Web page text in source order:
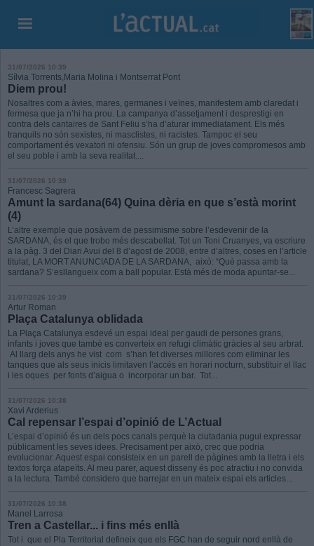
31/07/2026 10:39
Sílvia Torrents,Maria Molina i Montserrat Pont
Diem prou!
Nosaltres com a àvies, mares, germanes i veïnes, manifestem amb claredat i
fermesa que ja n’hi ha prou. La campanya d’assetjament i desprestigi en
contra dels cantaires de Sant Feliu s’ha d’aturar immediatament. Els més
tranquils no són sexistes, ni masclistes, ni racistes. Tampoc el seu
comportament és vexatori ni ofensiu. Són un grup de joves compromesos amb
el seu poble i amb la seva realitat....
31/07/2026 10:39
Francesc Sagrera
Amunt la sardana(64) Quina dèria en que s’està morint
(4)
L’altre exemple que posàvem de pessimisme sobre l’esdevenir de la
SARDANA, és el que trobo més descabellat. Tot un Toni Cruanyes, va escriure
a la pàg. 3 del Diari Avui del 8 d’agost de 2008, entre d’altres, coses en l’article
titulat, LA MORT ANUNCIADA DE LA SARDANA, això: “Què passa amb la
sardana? S’esllangueix com a ball popular. Està més de moda apuntar-se...
31/07/2026 10:39
Artur Roman
Plaça Catalunya oblidada
La Plaça Catalunya esdevé un espai ideal per gaudi de persones grans,
infants i joves que també es converteix en refugi climàtic gràcies al seu arbrat.
Al llarg dels anys he vist com s’han fet diverses millores com eliminar les
tanques que als seus inicis limitaven l’accés en horari nocturn, substituir el llac
i les oques per fonts d’aigua o incorporar un bar. Tot...
31/07/2026 10:38
Xavi Arderius
Cal repensar l’espai d’opinió de L’Actual
L’espai d’opinió és un dels pocs canals perquè la ciutadania pugui expressar
públicament les seves idees. Precisament per això, crec que podria
evolucionar. Aquest espai consisteix en un parell de pàgines amb la lletra i els
textos força atapeïts. Al meu parer, aquest disseny és poc atractiu i no convida
a la lectura. També considero que barrejar en un mateix espai els articles...
31/07/2026 10:38
Manel Larrosa
Tren a Castellar... i fins més enllà
Tot i que el Pla Territorial defineix que els FGC han de seguir nord enllà de